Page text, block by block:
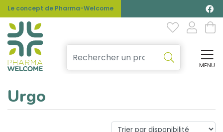
Le concept de Pharma-Welcome
MENU
Urgo